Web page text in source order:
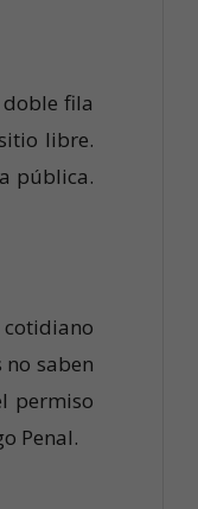
fila
libre.
pública.
saben
permiso
Penal.